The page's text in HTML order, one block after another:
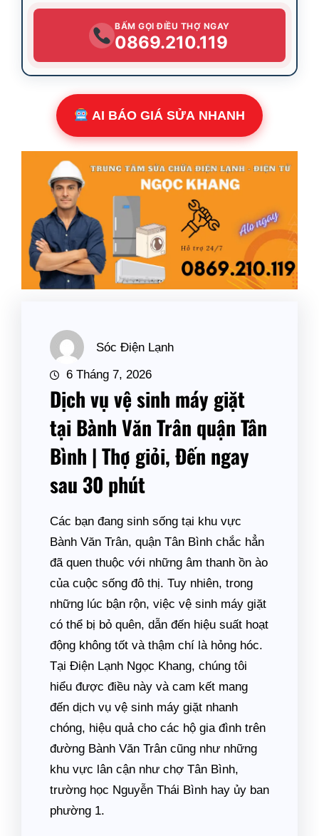
BẤM GỌI ĐIỀU THỢ NGAY
0869.210.119
AI BÁO GIÁ SỬA NHANH
Sóc Điện Lạnh
6 Tháng 7, 2026
Dịch vụ vệ sinh máy giặt
tại Bành Văn Trân quận Tân
Bình | Thợ giỏi, Đến ngay
sau 30 phút
Các bạn đang sinh sống tại khu vực
Bành Văn Trân, quận Tân Bình chắc hẳn
đã quen thuộc với những âm thanh ồn ào
của cuộc sống đô thị. Tuy nhiên, trong
những lúc bận rộn, việc vệ sinh máy giặt
có thể bị bỏ quên, dẫn đến hiệu suất hoạt
động không tốt và thậm chí là hỏng hóc.
Tại Điện Lạnh Ngọc Khang, chúng tôi
hiểu được điều này và cam kết mang
đến dịch vụ vệ sinh máy giặt nhanh
chóng, hiệu quả cho các hộ gia đình trên
đường Bành Văn Trân cũng như những
khu vực lân cận như chợ Tân Bình,
trường học Nguyễn Thái Bình hay ủy ban
phường 1.